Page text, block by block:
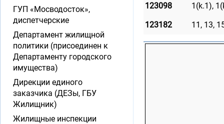
123098
1(k.1),
123182
11, 13,
ГУП «Мосводосток»,
диспетчерские
Департамент жилищной
политики (присоединен к
Департаменту городского
имущества)
Дирекции единого
заказчика (ДЕЗы, ГБУ
Жилищник)
Жилищные инспекции